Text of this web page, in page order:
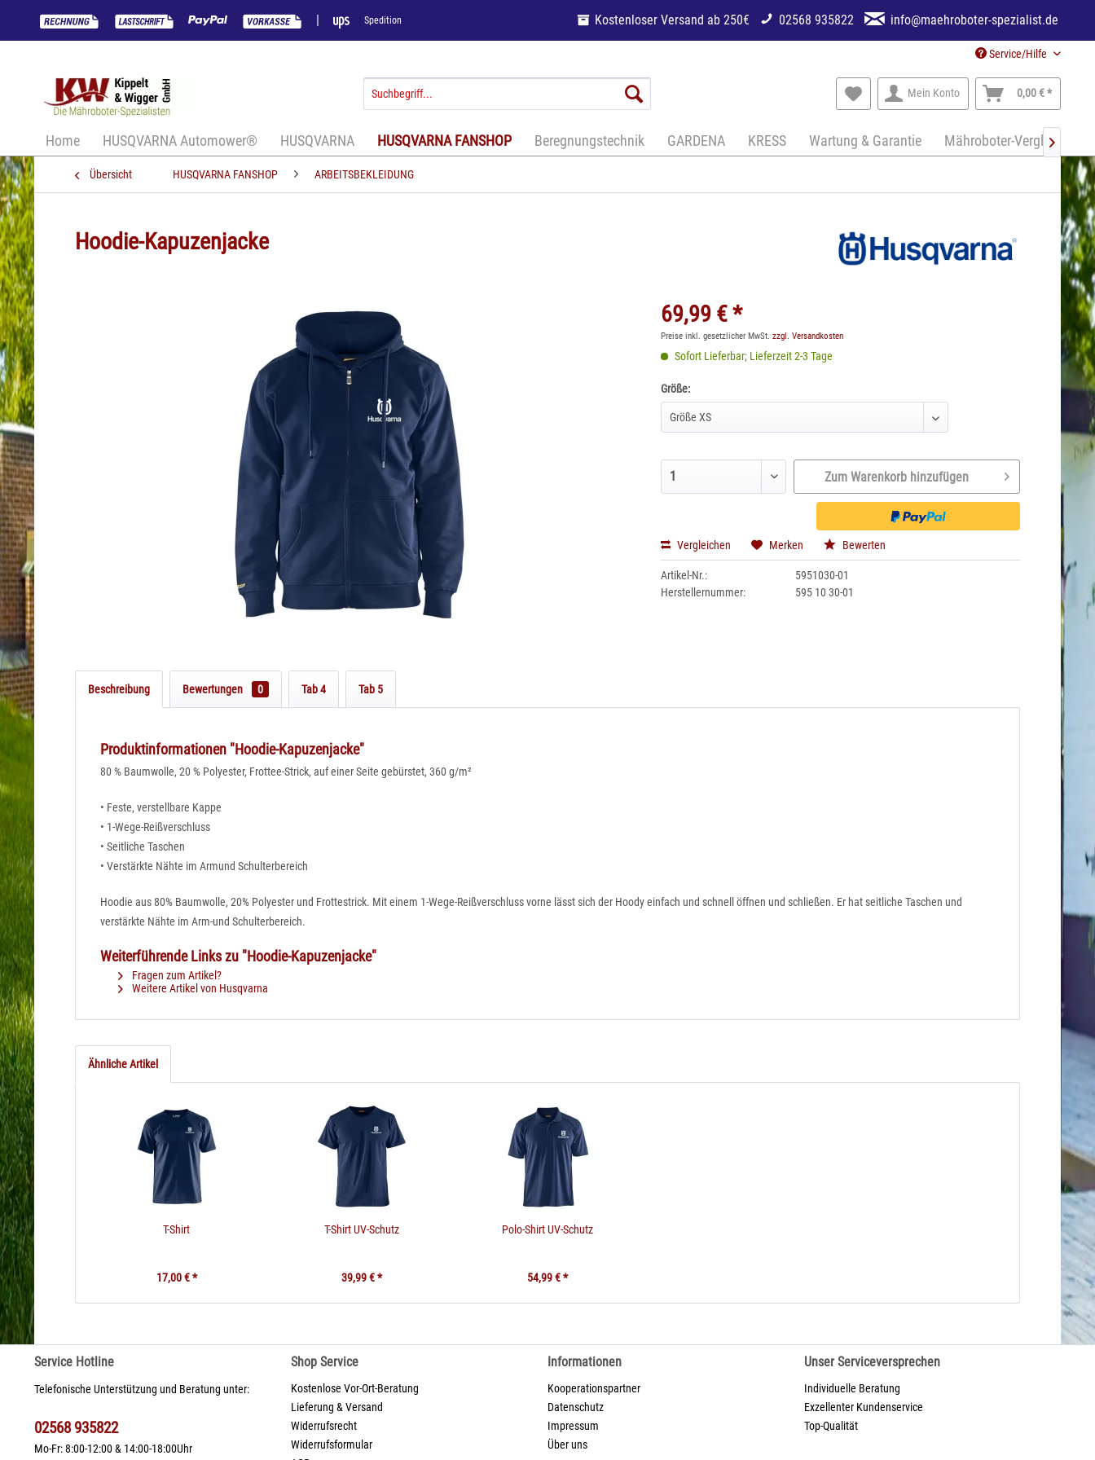
| Spedition Kostenloser Versand ab 250€ 02568 935822 info@maehroboter-spezialist.de
Service/Hilfe
Mein Konto 0,00 € *
Home HUSQVARNA Automower® HUSQVARNA HUSQVARNA FANSHOP Beregnungstechnik GARDENA KRESS Wartung & Garantie Mähroboter-Vergleich

Übersicht HUSQVARNA FANSHOP ARBEITSBEKLEIDUNG
Hoodie-Kapuzenjacke
69,99 € *
Preise inkl. gesetzlicher MwSt.zzgl. Versandkosten
Sofort Lieferbar; Lieferzeit 2-3 Tage
Größe:
Zum Warenkorb hinzufügen
Vergleichen Merken Bewerten
Artikel-Nr.:
5951030-01
Herstellernummer:
595 10 30-01
Beschreibung Bewertungen 0 Tab 4 Tab 5
Produktinformationen "Hoodie-Kapuzenjacke"
80 % Baumwolle, 20 % Polyester, Frottee-Strick, auf einer Seite gebürstet, 360 g/m²
• Feste, verstellbare Kappe
• 1-Wege-Reißverschluss
• Seitliche Taschen
• Verstärkte Nähte im Armund Schulterbereich
Hoodie aus 80% Baumwolle, 20% Polyester und Frottestrick. Mit einem 1-Wege-Reißverschluss vorne lässt sich der Hoody einfach und schnell öffnen und schließen. Er hat seitliche Taschen und
verstärkte Nähte im Arm-und Schulterbereich.
Weiterführende Links zu "Hoodie-Kapuzenjacke"
Fragen zum Artikel?
Weitere Artikel von Husqvarna
Ähnliche Artikel
T-Shirt
17,00 € *
T-Shirt UV-Schutz
39,99 € *
Polo-Shirt UV-Schutz
54,99 € *
Service Hotline
Telefonische Unterstützung und Beratung unter:
02568 935822
Mo-Fr: 8:00-12:00 & 14:00-18:00Uhr
Shop Service
Kostenlose Vor-Ort-Beratung
Lieferung & Versand
Widerrufsrecht
Widerrufsformular
Informationen
Kooperationspartner
Datenschutz
Impressum
Über uns
Unser Serviceversprechen
Individuelle Beratung
Exzellenter Kundenservice
Top-Qualität